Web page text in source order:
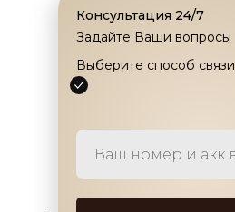
Задайте Ваши вопросы
Выберите способ связи
Консультация 24/7